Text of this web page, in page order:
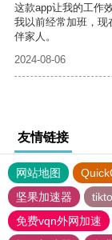
这款app让我的工作
我以前经常加班，现
伴家人。
2024-08-06
友情链接
网站地图
坚果加速器
免费vqn外网加速